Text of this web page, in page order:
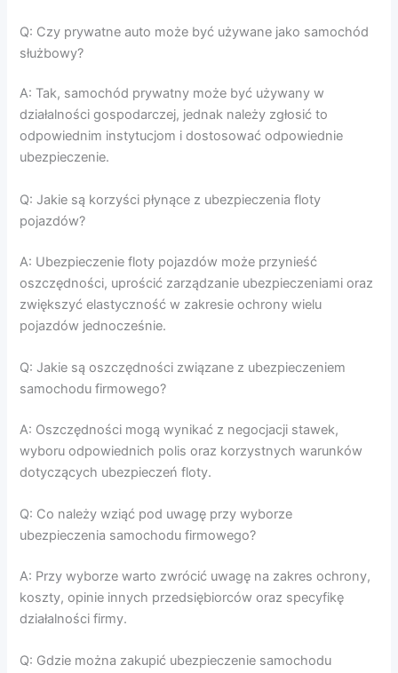
Q: Czy prywatne auto może być używane jako samochód
służbowy?
A: Tak, samochód prywatny może być używany w
działalności gospodarczej, jednak należy zgłosić to
odpowiednim instytucjom i dostosować odpowiednie
ubezpieczenie.
Q: Jakie są korzyści płynące z ubezpieczenia floty
pojazdów?
A: Ubezpieczenie floty pojazdów może przynieść
oszczędności, uprościć zarządzanie ubezpieczeniami oraz
zwiększyć elastyczność w zakresie ochrony wielu
pojazdów jednocześnie.
Q: Jakie są oszczędności związane z ubezpieczeniem
samochodu firmowego?
A: Oszczędności mogą wynikać z negocjacji stawek,
wyboru odpowiednich polis oraz korzystnych warunków
dotyczących ubezpieczeń floty.
Q: Co należy wziąć pod uwagę przy wyborze
ubezpieczenia samochodu firmowego?
A: Przy wyborze warto zwrócić uwagę na zakres ochrony,
koszty, opinie innych przedsiębiorców oraz specyfikę
działalności firmy.
Q: Gdzie można zakupić ubezpieczenie samochodu